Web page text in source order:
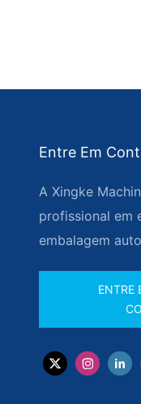
Entre Em
A Xingke
profissional em
embalagem
ENTRE